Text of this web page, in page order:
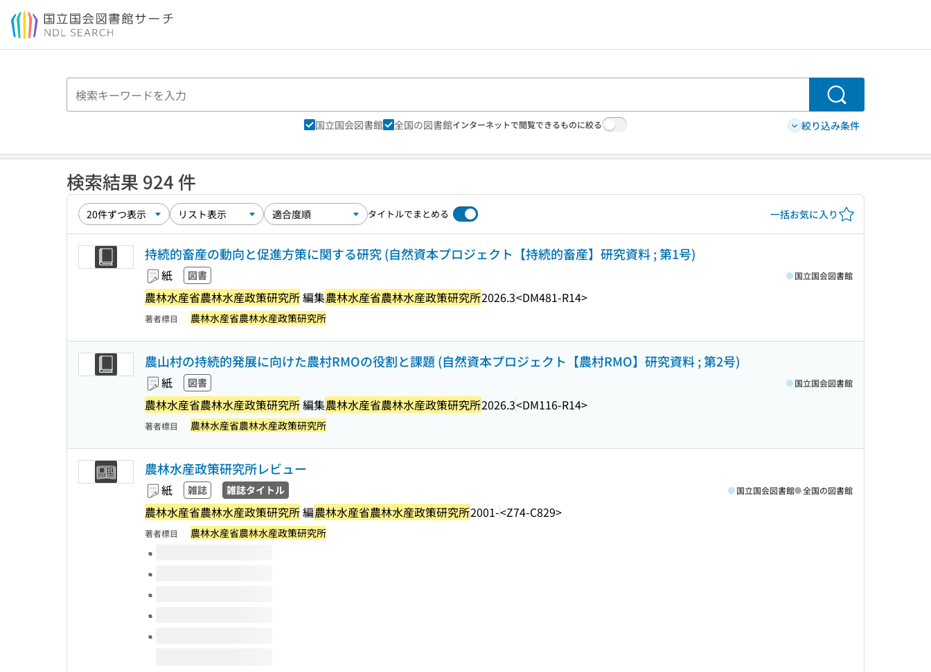
本文へ移動
検索
国立国会図書館 全国の図書館インターネットで閲覧できるものに絞る 絞り込み条件
検索結果 924 件
タイトルでまとめる 一括お気に入り
持続的畜産の動向と促進方策に関する研究 (自然資本プロジェクト【持続的畜産】研究資料 ; 第1号)
紙 図書
農林水産省農林水産政策研究所編集農林水産省農林水産政策研究所2026.3<DM481-R14>
国立国会図書館
著者標目 農林水産省農林水産政策研究所
農山村の持続的発展に向けた農村RMOの役割と課題 (自然資本プロジェクト【農村RMO】研究資料 ; 第2号)
紙 図書
農林水産省農林水産政策研究所編集農林水産省農林水産政策研究所2026.3<DM116-R14>
国立国会図書館
著者標目 農林水産省農林水産政策研究所
農林水産政策研究所レビュー
紙 雑誌 雑誌タイトル
農林水産省農林水産政策研究所編農林水産省農林水産政策研究所2001-<Z74-C829>
国立国会図書館 全国の図書館
著者標目 農林水産省農林水産政策研究所
このタイトルの巻号